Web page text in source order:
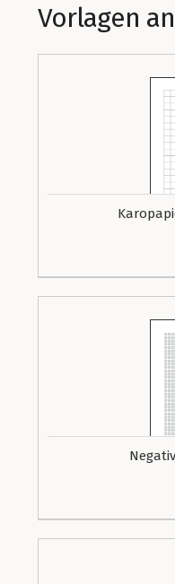
Vorlagen an